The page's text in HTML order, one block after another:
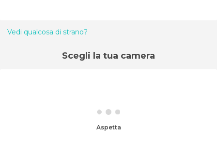
Vedi qualcosa di strano?
Scegli la tua camera
Aspetta